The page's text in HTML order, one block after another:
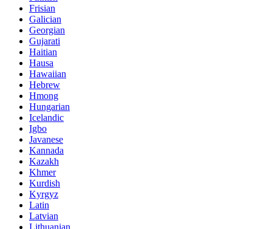
Frisian
Galician
Georgian
Gujarati
Haitian
Hausa
Hawaiian
Hebrew
Hmong
Hungarian
Icelandic
Igbo
Javanese
Kannada
Kazakh
Khmer
Kurdish
Kyrgyz
Latin
Latvian